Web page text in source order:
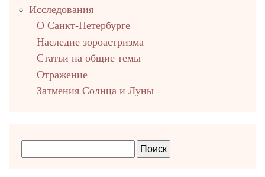
Исследования
О Санкт-Петербурге
Наследие зороастризма
Cтатьи на общие темы
Отражение
Затмения Солнца и Луны